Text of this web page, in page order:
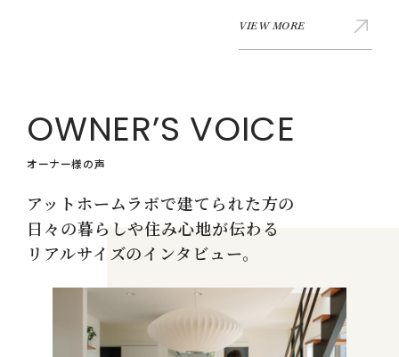
VIEW MORE
OWNER’S VOICE
オーナー様の声
アットホームラボで建てられた方の
日々の暮らしや住み心地が伝わる
リアルサイズのインタビュー。